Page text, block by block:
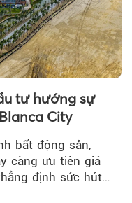
tư hướng sự
City
bất động sản,
càng ưu tiên giá
định sức hút